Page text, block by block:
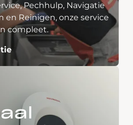
Pechhulp, Navigatie
en Reinigen, onze service
compleet.